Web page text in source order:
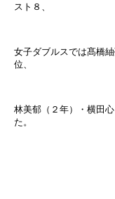
スト８、
女子ダブルスでは髙橋
位、
林美郁（２年）・横田
た。